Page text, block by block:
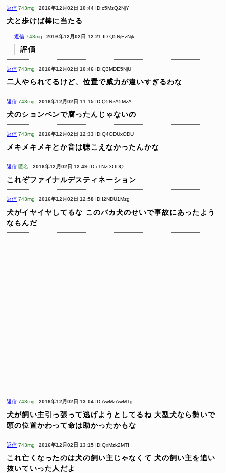
返信 743mg 2016年12月02日 10:44 ID:c5MzQ2NjY
犬と歩けば棒に当たる
返信 743mg 2016年12月02日 12:21 ID:Q5NjEzNjk
評価
返信 743mg 2016年12月02日 10:46 ID:Q3MDE5NjU
二人やられてるけど、位置で威力が違いすぎるわな
返信 743mg 2016年12月02日 11:15 ID:Q5NzA5MzA
犬のションベンで腐ったんじゃないの
返信 743mg 2016年12月02日 12:33 ID:Q4ODUxODU
メキメキメキとか音は聴こえなかったんかな
返信 匿名 2016年12月02日 12:49 ID:c1NzI3ODQ
これぞファイナルデスティネーション
返信 743mg 2016年12月02日 12:58 ID:I2NDU1Mzg
犬がイヤイヤしてるな このバカ犬のせいで事故にあったよう
なもんだ
返信 743mg 2016年12月02日 13:04 ID:AwMzAwMTg
犬が飼い主引っ張って逃げようとしてるね 大型犬なら勢いで
頭の位置かわって命は助かったかもな
返信 743mg 2016年12月02日 13:15 ID:QxMzk2MTI
これ亡くなったのは犬の飼い主じゃなくて 犬の飼い主を追い
抜いていった人だよ